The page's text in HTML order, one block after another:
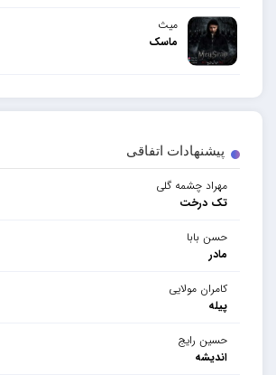
پیشنهادات اتفاقی
مهراد چشمه گلی
تک درخت
حسن بابا
مادر
کامران مولایی
پیله
حسین رایج
اندیشه
میث
ماسک